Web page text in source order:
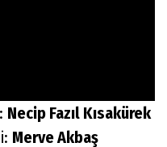
Necip Fazıl Kısakürek
Merve Akbaş